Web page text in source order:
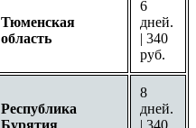
Тюменская
область
6
дней.
| 340
руб.
Республика
Бурятия
8
дней.
| 340